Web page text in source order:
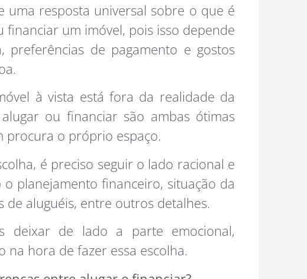
uma resposta universal sobre o que é
um imóvel, pois isso depende
preferências de pagamento e gostos
à vista está fora da realidade da
ou financiar são ambas ótimas
procura o próprio espaço.
é preciso seguir o lado racional e
o planejamento financeiro, situação da
de aluguéis, entre outros detalhes.
deixar de lado a parte emocional,
na hora de fazer essa escolha.